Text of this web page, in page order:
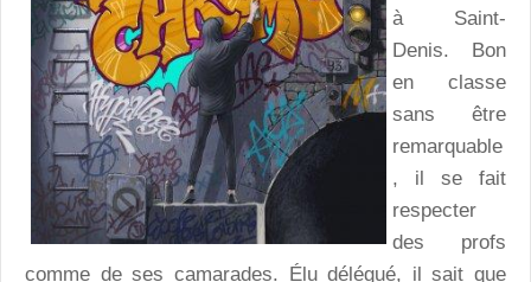
à Saint-
Denis. Bon
en classe
sans être
remarquable
, il se fait
respecter
des profs
comme de ses camarades. Élu délégué, il sait que